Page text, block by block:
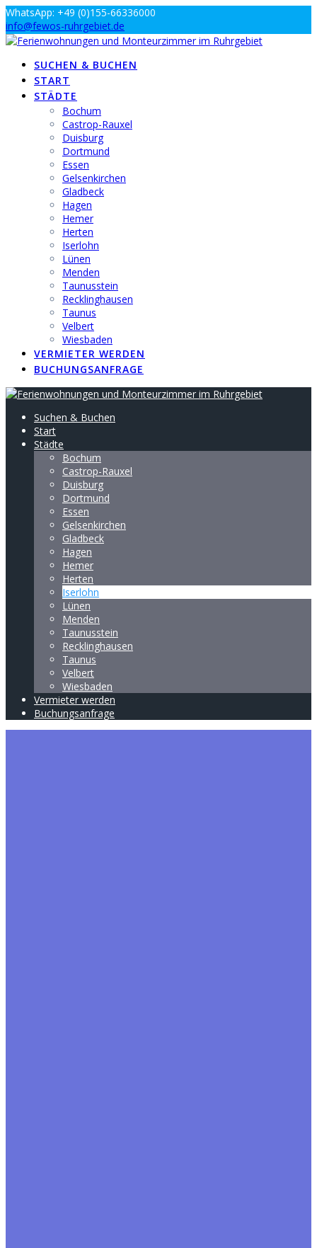
Zum
Inhalt
springen
WhatsApp: +49 (0)155-66336000
info@fewos-ruhrgebiet.de
SUCHEN & BUCHEN
START
STÄDTE
Bochum
Castrop-Rauxel
Duisburg
Dortmund
Essen
Gelsenkirchen
Gladbeck
Hagen
Hemer
Herten
Iserlohn
Lünen
Menden
Taunusstein
Recklinghausen
Taunus
Velbert
Wiesbaden
VERMIETER WERDEN
BUCHUNGSANFRAGE
Suchen & Buchen
Start
Städte
Bochum
Castrop-Rauxel
Duisburg
Dortmund
Essen
Gelsenkirchen
Gladbeck
Hagen
Hemer
Herten
Iserlohn
Lünen
Menden
Taunusstein
Recklinghausen
Taunus
Velbert
Wiesbaden
Vermieter werden
Buchungsanfrage